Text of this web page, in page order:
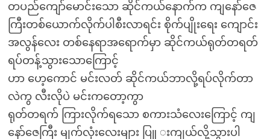
တပည်ကျော်မောင်းသော ဆိုင်ကယ်နောက်က ကျနော်ဇေ
ကြီးတစ်ယောက်လိုက်ပါစီးလာရင်း စိုက်ပျိုးရေး ကျောင်း
အလွန်လေး တစ်နေရာအရောက်မှာ ဆိုင်ကယ်ရုတ်တရတ်
ရပ်တန့်သွားသောကြောင့်
ဟာ ဟေ့ကောင် မင်းလတ် ဆိုင်ကယ်ဘာလို့ရပ်လိုက်တာ
လဲကွ လီးလိုပဲ မင်းကတော့ကွာ
ရုတ်တရက် ကြားလိုက်ရသော စကားသံလေးကြောင့် ကျ
နော်ဇေကြီး မျက်လုံးလေးများ ပြူ းကျယ်လို့သွားပါ